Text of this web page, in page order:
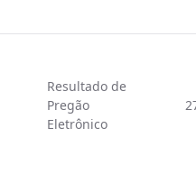
Resultado de
Pregão
Eletrônico